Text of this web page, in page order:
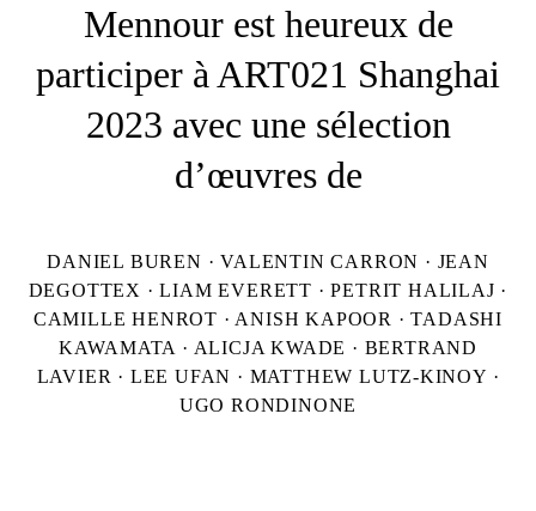
Mennour est heureux de
participer à ART021 Shanghai
2023 avec une sélection
d’œuvres de
DANIEL BUREN · VALENTIN CARRON · JEAN
DEGOTTEX · LIAM EVERETT · PETRIT HALILAJ ·
CAMILLE HENROT · ANISH KAPOOR · TADASHI
KAWAMATA · ALICJA KWADE · BERTRAND
LAVIER · LEE UFAN · MATTHEW LUTZ-KINOY ·
UGO RONDINONE